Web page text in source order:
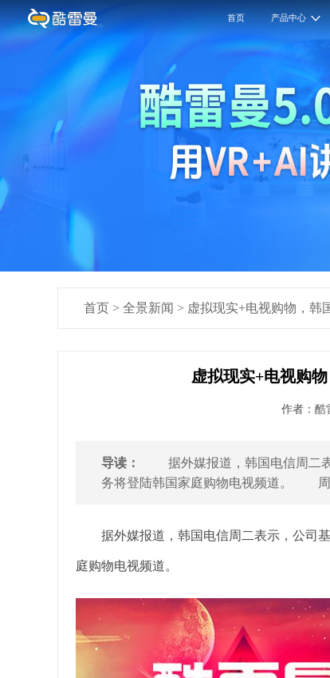
首页 产品中心
首页 > 全景新闻 > 虚拟现实+电视购物，韩
虚拟现实+电视购
作者：酷
导读：
据外媒报道，韩国电信周二表
务将登陆韩国家庭购物电视频道。 周
据外媒报道，韩国电信周二表示，公司基
庭购物电视频道。